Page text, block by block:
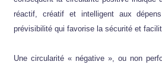
réactif, créatif et intelligent aux
prévisibilité qui favorise la sécurité et
Une circularité « négative », ou non